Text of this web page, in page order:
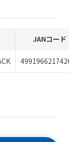
JANコード